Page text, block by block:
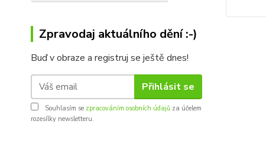
Zpravodaj aktuálního dění :-)
Buď v obraze a registruj se ještě dnes!
Přihlásit se
Souhlasím se zpracováním osobních údajů za účelem
rozesílky newsletteru.